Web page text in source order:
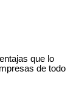
que lo
de todo